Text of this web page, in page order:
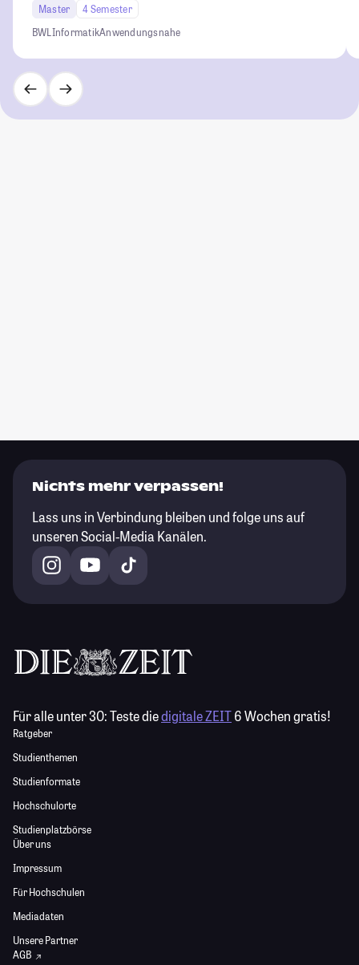
Master
4 Semester
BWL InformatikAnwendungsnahe
Nichts mehr verpassen!
Lass uns in Verbindung bleiben und folge uns auf
unseren Social-Media Kanälen.
Für alle unter 30:Teste diedigitale ZEIT6 Wochen gratis!
Ratgeber
Studienthemen
Studienformate
Hochschulorte
Studienplatzbörse
Über uns
Impressum
Für Hochschulen
Mediadaten
Unsere Partner
AGB